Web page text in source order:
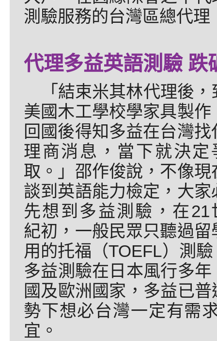
測驗服務的台灣區總代
代理多益英語測驗 跌
「結束米其林代理後，
美國木工學校學家具製作
回國後得知多益在台灣找
理商消息，當下就決定
取。」邵作俊說，不像現
談到英語能力檢定，大家
先想到多益測驗，在21
紀初，一般民眾只聽過留
用的托福（TOEFL）測
多益測驗在日本風行多
國及歐洲國家，多益已
勢下想必台灣一定有需
宜。